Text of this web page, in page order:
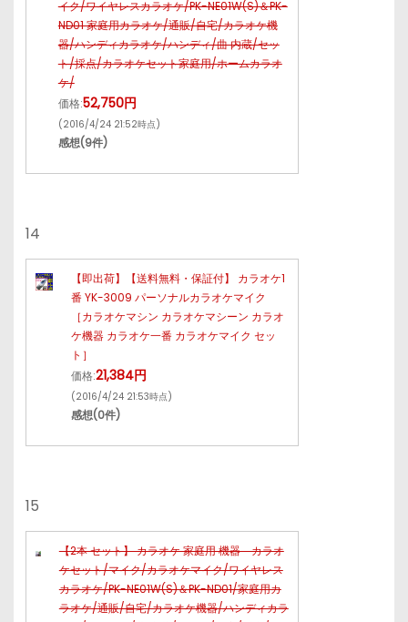
イク/ワイヤレスカラオケ/PK-NE01W(S)＆PK-
ND01 家庭用カラオケ/通販/自宅/カラオケ機
器/ハンディカラオケ/ハンディ/曲 内蔵/セッ
ト/採点/カラオケセット家庭用/ホームカラオ
ケ/
価格:52,750円
(2016/4/24 21:52時点)
感想(9件)
14
【即出荷】【送料無料・保証付】 カラオケ1
番 YK-3009 パーソナルカラオケマイク
［カラオケマシン カラオケマシーン カラオ
ケ機器 カラオケ一番 カラオケマイク セッ
ト］
価格:21,384円
(2016/4/24 21:53時点)
感想(0件)
15
【2本 セット】 カラオケ 家庭用 機器 カラオ
ケセット/マイク/カラオケマイク/ワイヤレス
カラオケ/PK-NE01W(S)＆PK-ND01/家庭用カ
ラオケ/通販/自宅/カラオケ機器/ハンディカラ